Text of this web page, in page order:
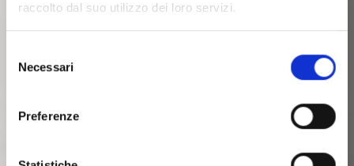
raccolto dal suo utilizzo dei loro servizi.
delNecessari
Preferenze